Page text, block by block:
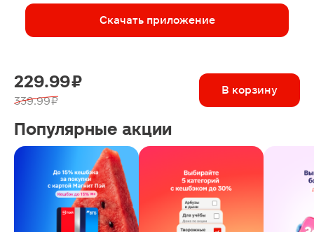
Скачать приложение
229.99 ₽
339.99 ₽
В корзину
Популярные акции